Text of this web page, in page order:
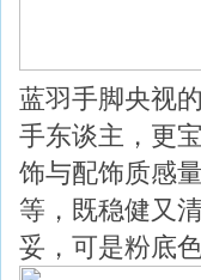
蓝羽手脚央视
手东谈主，更
饰与配饰质感
等，既稳健又
妥，可是粉底